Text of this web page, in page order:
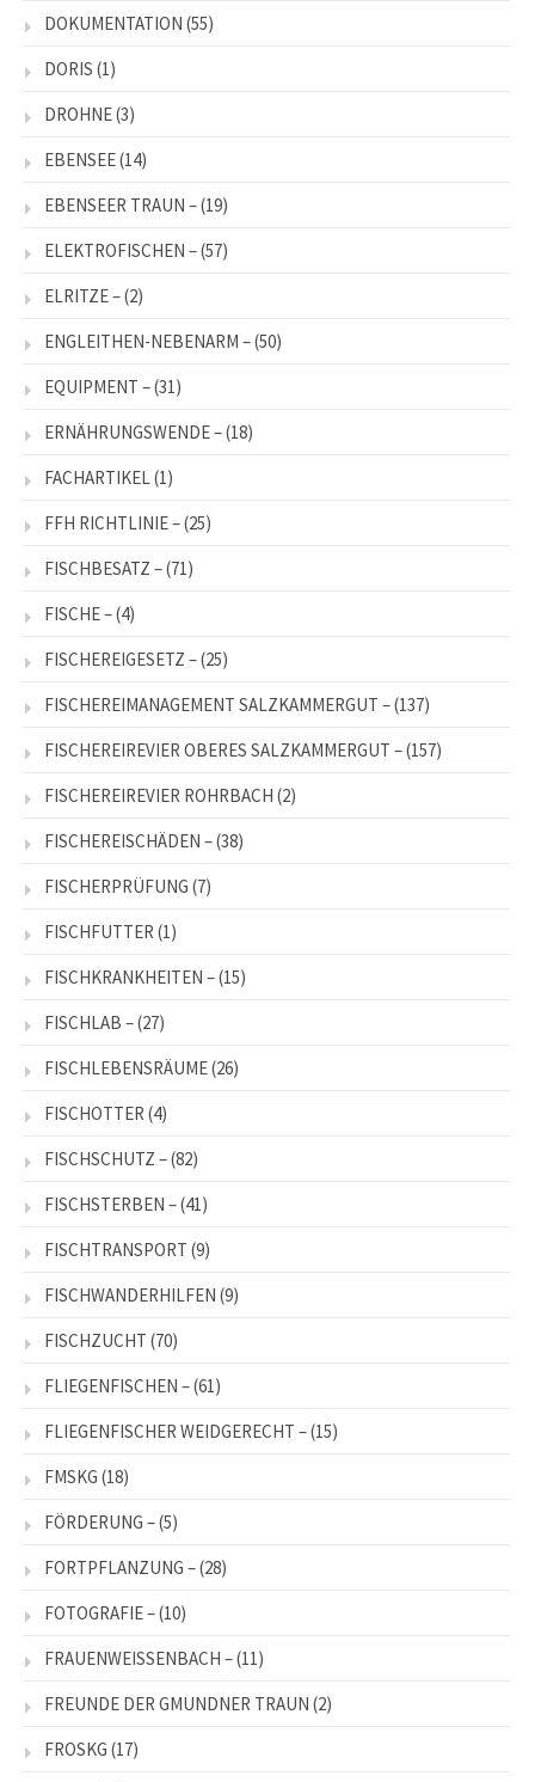
DOKUMENTATION (55)
DORIS (1)
DROHNE(3)
EBENSEE(14)
EBENSEER TRAUN –(19)
ELEKTROFISCHEN –(57)
ELRITZE –(2)
ENGLEITHEN-NEBENARM –(50)
EQUIPMENT –(31)
ERNÄHRUNGSWENDE –(18)
FACHARTIKEL(1)
FFH RICHTLINIE –(25)
FISCHBESATZ –(71)
FISCHE –(4)
FISCHEREIGESETZ –(25)
FISCHEREIMANAGEMENT SALZKAMMERGUT –(137)
FISCHEREIREVIER OBERES SALZKAMMERGUT –(157)
FISCHEREIREVIER ROHRBACH (2)
FISCHEREISCHÄDEN –(38)
FISCHERPRÜFUNG (7)
FISCHFUTTER (1)
FISCHKRANKHEITEN –(15)
FISCHLAB –(27)
FISCHLEBENSRÄUME(26)
FISCHOTTER (4)
FISCHSCHUTZ –(82)
FISCHSTERBEN –(41)
FISCHTRANSPORT (9)
FISCHWANDERHILFEN (9)
FISCHZUCHT (70)
FLIEGENFISCHEN –(61)
FLIEGENFISCHER WEIDGERECHT –(15)
FMSKG (18)
FÖRDERUNG –(5)
FORTPFLANZUNG –(28)
FOTOGRAFIE –(10)
FRAUENWEISSENBACH –(11)
FREUNDE DER GMUNDNER TRAUN (2)
FROSKG (17)